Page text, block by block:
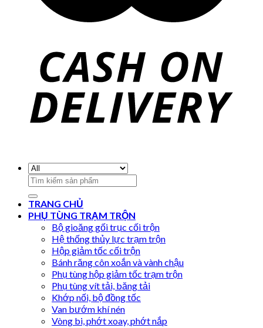
Search
for:
TRANG CHỦ
PHỤ TÙNG TRẠM TRỘN
Bộ gioăng gối trục cối trộn
Hệ thống thủy lực trạm trộn
Hộp giảm tốc cối trộn
Bánh răng côn xoắn và vành chậu
Phụ tùng hộp giảm tốc trạm trộn
Phụ tùng vít tải, băng tải
Khớp nối, bộ đồng tốc
Van bướm khí nén
Vòng bi, phớt xoay, phớt nắp